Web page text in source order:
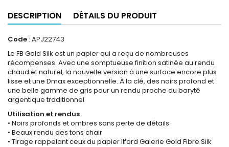
DESCRIPTION DÉTAILS DU PRODUIT
Code : APJ22743
Le FB Gold Silk est un papier qui a reçu de nombreuses
récompenses. Avec une somptueuse finition satinée au rendu
chaud et naturel, la nouvelle version à une surface encore plus
lisse et une Dmax exceptionnelle. À la clé, des noirs profond et
une belle gamme de gris pour un rendu proche du baryté
argentique traditionnel
Utilisation et rendus
• Noirs profonds et ombres sans perte de détails
• Beaux rendu des tons chair
• Tirage rappelant ceux du papier Ilford Galerie Gold Fibre Silk